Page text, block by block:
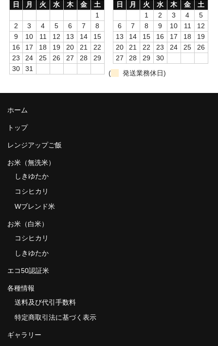
日
月 火 水 木 金
土
1
2
3 4 5 6 7
8
9
10 11 12 13 14
15
16
17 18 19 20 21
22
23
24 25 26 27 28
29
30
31
日
月 火 水 木 金
土
1
2 3 4
5
6
7 8 9 10 11
12
13
14 15 16 17 18
19
20
21 22 23 24 25
26
27
28 29
30
(
発送業務休日)
ホーム
トップ
レンジアップご飯
お米（無洗米）
しきゆたか
コシヒカリ
Wブレンド米
お米（白米）
コシヒカリ
しきゆたか
エコ50認証米
各種情報
送料及び代引手数料
特定商取引法に基づく表示
ギャラリー